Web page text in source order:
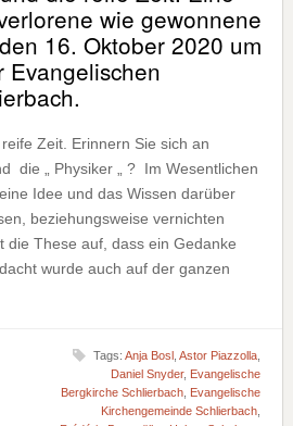
wie gewonnene
16. Oktober 2020 um
Evangelischen
Zeit. Erinnern Sie sich an
die „ Physiker „ ? Im Wesentlichen
Idee und das Wissen darüber
beziehungsweise vernichten
die These auf, dass ein Gedanke
wurde auch auf der ganzen
Tags: Anja Bosl Astor Piazzolla
Daniel Snyder, Evangelische
Bergkirche Schlierbach Evangelische
Kirchengemeinde Schlierbach